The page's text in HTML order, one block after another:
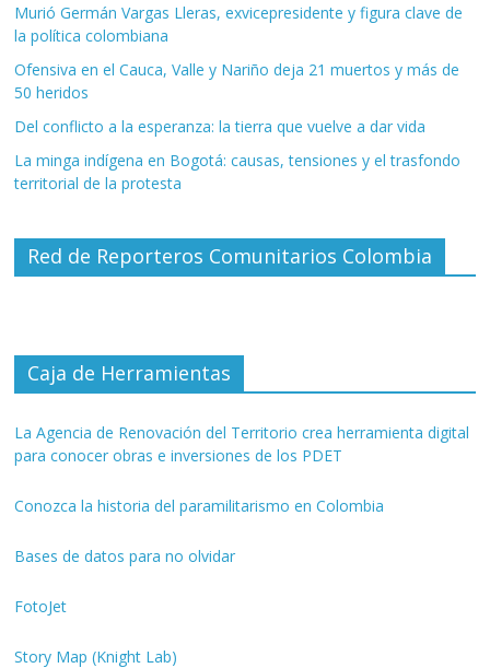
Murió Germán Vargas Lleras, exvicepresidente y figura clave de
la política colombiana
Ofensiva en el Cauca, Valle y Nariño deja 21 muertos y más de
50 heridos
Del conflicto a la esperanza: la tierra que vuelve a dar vida
La minga indígena en Bogotá: causas, tensiones y el trasfondo
territorial de la protesta
Red de Reporteros Comunitarios Colombia
Caja de Herramientas
La Agencia de Renovación del Territorio crea herramienta digital
para conocer obras e inversiones de los PDET
Conozca la historia del paramilitarismo en Colombia
Bases de datos para no olvidar
FotoJet
Story Map (Knight Lab)